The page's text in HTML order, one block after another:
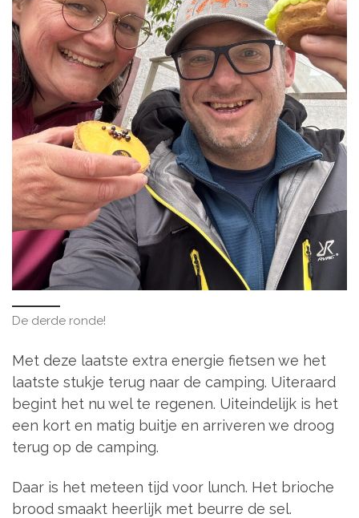
De derde ronde!
Met deze laatste extra energie fietsen we het
laatste stukje terug naar de camping. Uiteraard
begint het nu wel te regenen. Uiteindelijk is het
een kort en matig buitje en arriveren we droog
terug op de camping.
Daar is het meteen tijd voor lunch. Het brioche
brood smaakt heerlijk met beurre de sel.